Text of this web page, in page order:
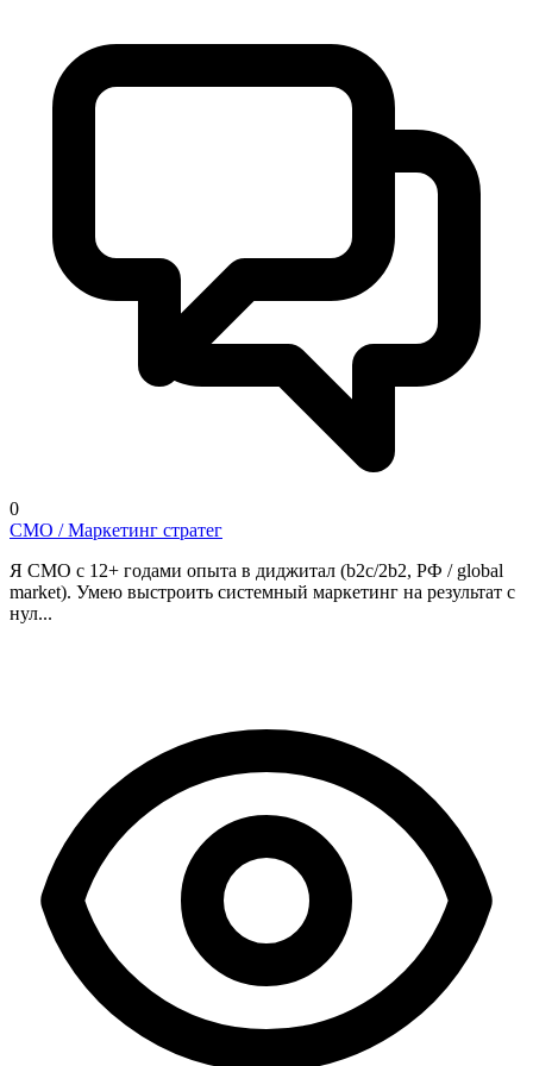
0
CMO / Маркетинг стратег
Я CMO с 12+ годами опыта в диджитал (b2c/2b2, РФ / global
market). Умею выстроить системный маркетинг на результат с
нул...